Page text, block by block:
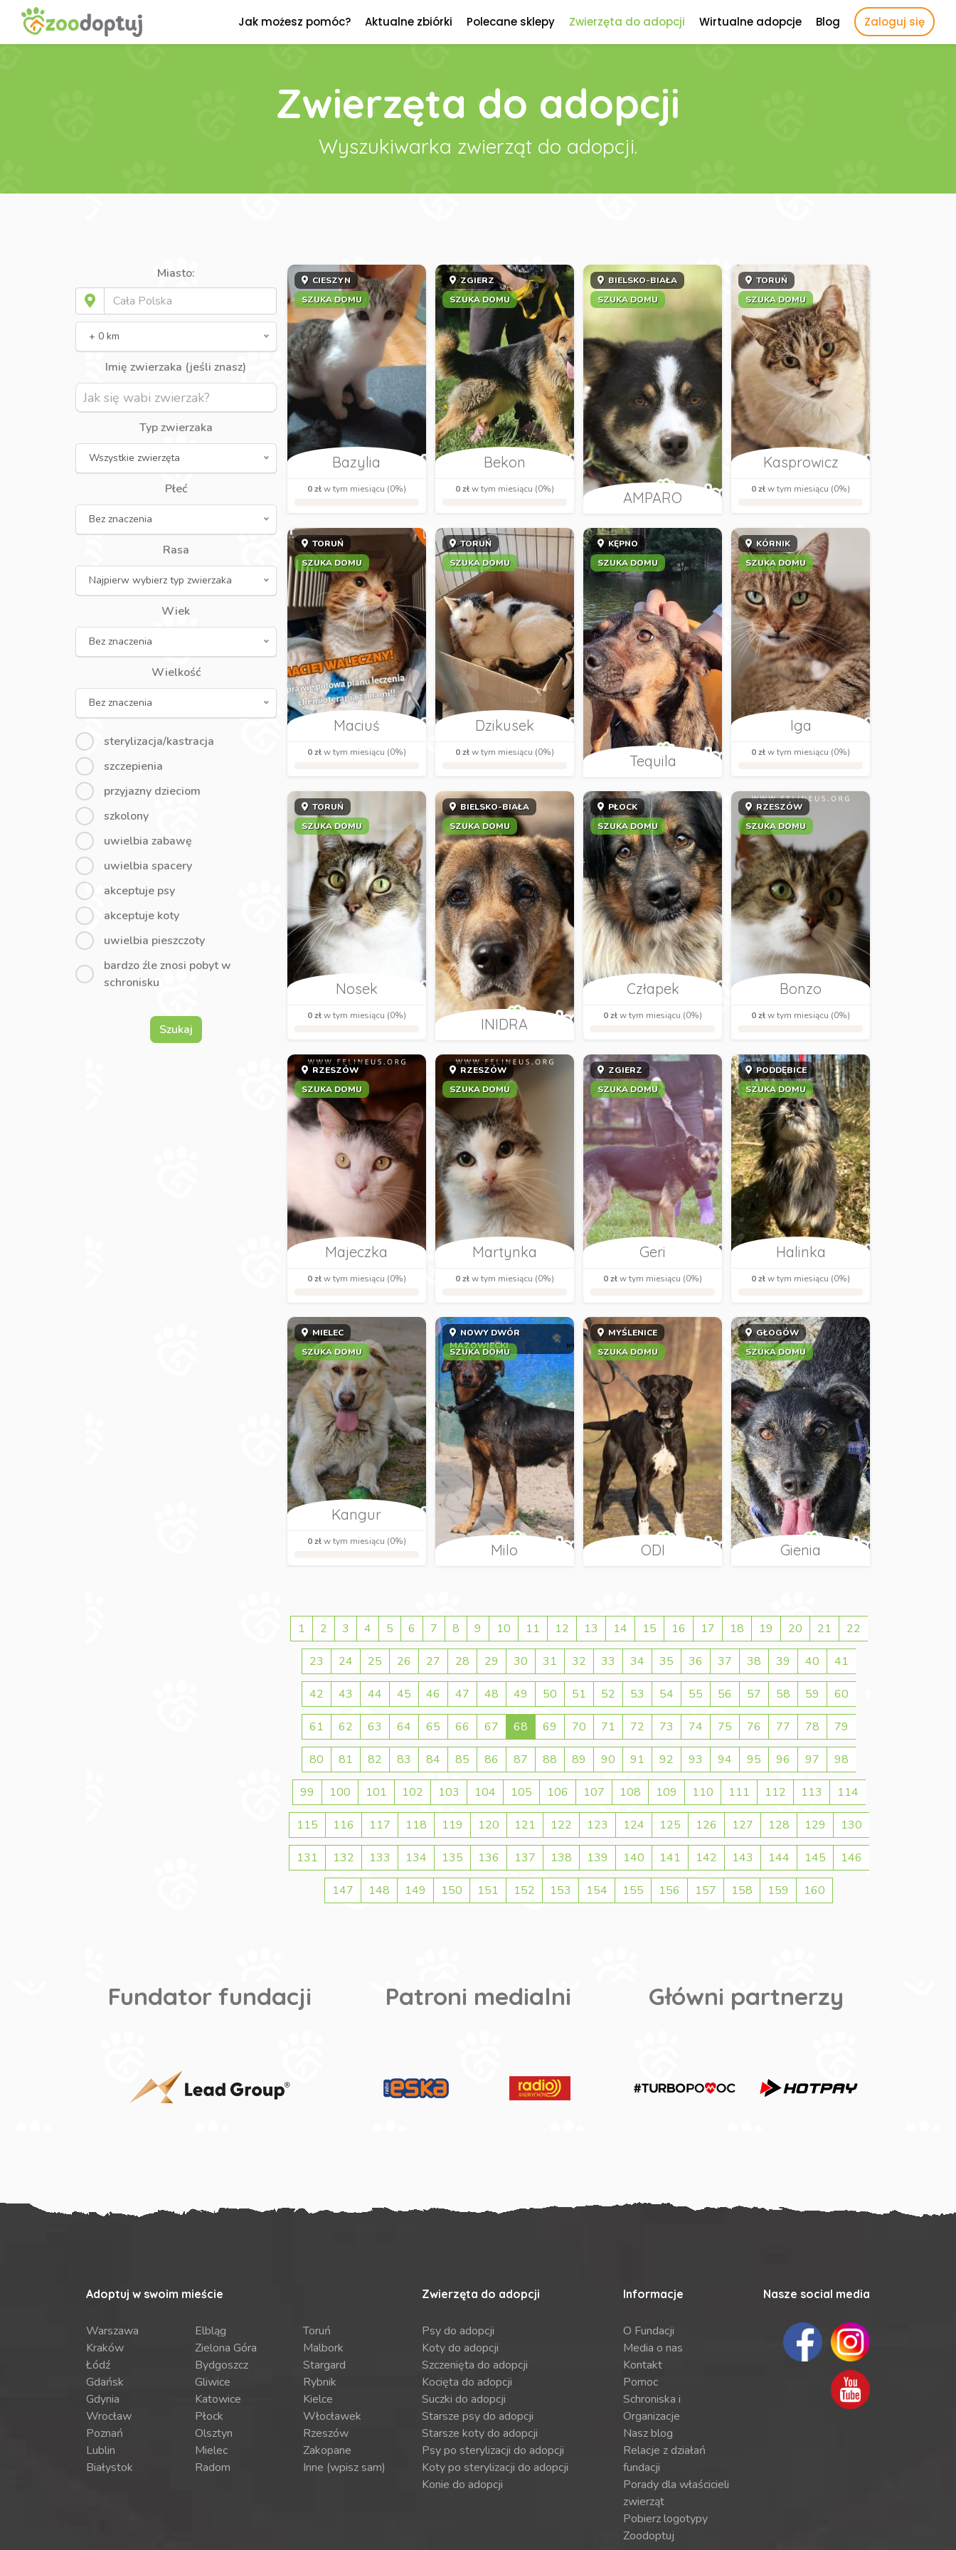
Jak możesz pomóc? Aktualne zbiórki Polecane sklepy Zwierzęta do adopcji Wirtualne adopcje Blog Zaloguj się
Zwierzęta do adopcji
Wyszukiwarka zwierząt do adopcji.
Miasto:
+ 0 km
Imię zwierzaka (jeśli znasz)
Typ zwierzaka
Wszystkie zwierzęta
Płeć
Bez znaczenia
Rasa
Najpierw wybierz typ zwierzaka
Wiek
Bez znaczenia
Wielkość
Bez znaczenia
sterylizacja/kastracja
szczepienia
przyjazny dzieciom
szkolony
uwielbia zabawę
uwielbia spacery
akceptuje psy
akceptuje koty
uwielbia pieszczoty
bardzo źle znosi pobyt w
schronisku
Szukaj
CIESZYN
SZUKA DOMU
Bazylia
0 złw tym miesiącu (0%)
ZGIERZ
SZUKA DOMU
Bekon
0 złw tym miesiącu (0%)
BIELSKO-BIAŁA
SZUKA DOMU
AMPARO
TORUŃ
SZUKA DOMU
Kasprowicz
0 złw tym miesiącu (0%)
TORUŃ
SZUKA DOMU
Maciuś
0 złw tym miesiącu (0%)
TORUŃ
SZUKA DOMU
Dzikusek
0 złw tym miesiącu (0%)
KĘPNO
SZUKA DOMU
Tequila
KÓRNIK
SZUKA DOMU
Iga
0 złw tym miesiącu (0%)
TORUŃ
SZUKA DOMU
Nosek
0 złw tym miesiącu (0%)
BIELSKO-BIAŁA
SZUKA DOMU
INIDRA
PŁOCK
SZUKA DOMU
Człapek
0 złw tym miesiącu (0%)
RZESZÓW
SZUKA DOMU
Bonzo
0 złw tym miesiącu (0%)
RZESZÓW
SZUKA DOMU
Majeczka
0 złw tym miesiącu (0%)
RZESZÓW
SZUKA DOMU
Martynka
0 złw tym miesiącu (0%)
ZGIERZ
SZUKA DOMU
Geri
0 złw tym miesiącu (0%)
PODDĘBICE
SZUKA DOMU
Halinka
0 złw tym miesiącu (0%)
MIELEC
SZUKA DOMU
Kangur
0 złw tym miesiącu (0%)
NOWY DWÓR
MAZOWIECKI
SZUKA DOMU
Milo
MYŚLENICE
SZUKA DOMU
ODI
GŁOGÓW
SZUKA DOMU
Gienia
1 2 3 4 5 6 7 8 9 10 11 12 13 14 15 16 17 18 19 20 21 22
23 24 25 26 27 28 29 30 31 32 33 34 35 36 37 38 39 40 41
42 43 44 45 46 47 48 49 50 51 52 53 54 55 56 57 58 59 60
61 62 63 64 65 66 67 68 69 70 71 72 73 74 75 76 77 78 79
80 81 82 83 84 85 86 87 88 89 90 91 92 93 94 95 96 97 98
99 100 101 102 103 104 105 106 107 108 109 110 111 112 113 114
115 116 117 118 119 120 121 122 123 124 125 126 127 128 129 130
131 132 133 134 135 136 137 138 139 140 141 142 143 144 145 146
147 148 149 150 151 152 153 154 155 156 157 158 159 160
Fundator fundacji Patroni medialni Główni partnerzy
Adoptuj w swoim mieście
Warszawa
Kraków
Łódź
Gdańsk
Gdynia
Wrocław
Poznań
Lublin
Białystok
Elbląg
Zielona Góra
Bydgoszcz
Gliwice
Katowice
Płock
Olsztyn
Mielec
Radom
Toruń
Malbork
Stargard
Rybnik
Kielce
Włocławek
Rzeszów
Zakopane
Inne (wpisz sam)
Zwierzęta do adopcji
Psy do adopcji
Koty do adopcji
Szczenięta do adopcji
Kocięta do adopcji
Suczki do adopcji
Starsze psy do adopcji
Starsze koty do adopcji
Psy po sterylizacji do adopcji
Koty po sterylizacji do adopcji
Konie do adopcji
Informacje
O Fundacji
Media o nas
Kontakt
Pomoc
Schroniska i
Organizacje
Nasz blog
Relacje z działań
fundacji
Porady dla właścicieli
zwierząt
Pobierz logotypy
Zoodoptuj
Nasze social media